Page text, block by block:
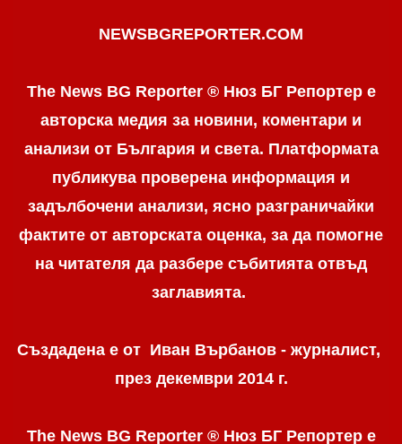
NEWSBGREPORTER.COM
The News BG Reporter ® Нюз БГ Репортер е
авторска медия за новини, коментари и
анализи от България и света. Платформата
публикува проверена информация и
задълбочени анализи, ясно разграничaйки
фактите от авторската оценка, за да помогне
на читателя да разбере събитията отвъд
заглавията.
Създадена е от Иван Върбанов - журналист,
през декември 2014 г.
The News BG Reporter ® Нюз БГ Репортере